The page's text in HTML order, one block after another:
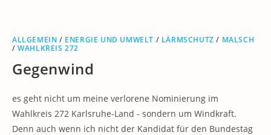
ALLGEMEIN / ENERGIE UND UMWELT / LÄRMSCHUTZ / MALSCH
/WAHLKREIS 272
Gegenwind
es geht nicht um meine verlorene Nominierung im
Wahlkreis 272 Karlsruhe-Land - sondern um Windkraft.
Denn auch wenn ich nicht der Kandidat für den Bundestag